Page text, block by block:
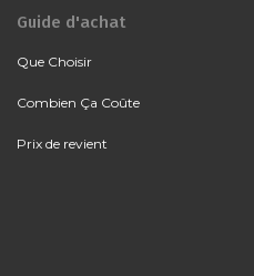
Guide d'achat
Que Choisir
Combien Ça Coûte
Prix de revient